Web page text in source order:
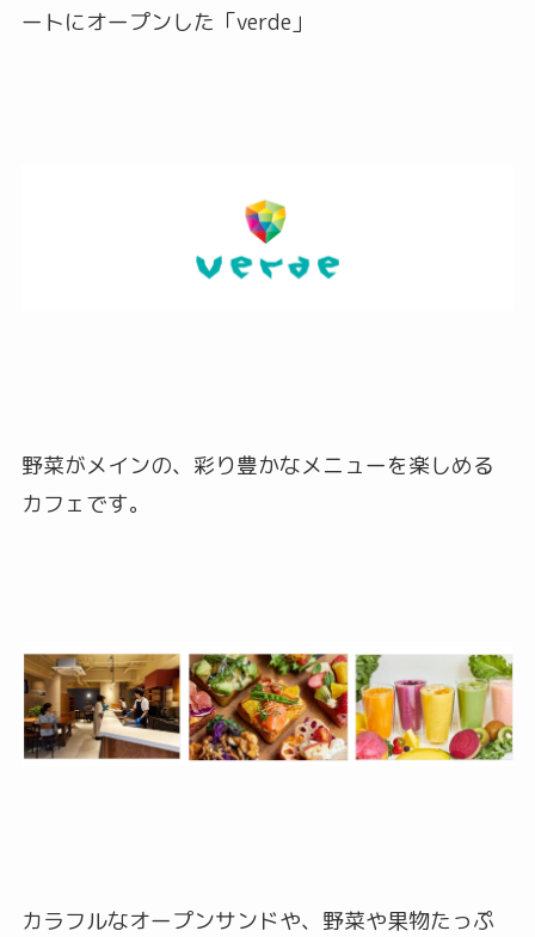
ートにオープンした「verde」
野菜がメインの、彩り豊かなメニューを楽しめる
カフェです。
カラフルなオープンサンドや、野菜や果物たっぷ